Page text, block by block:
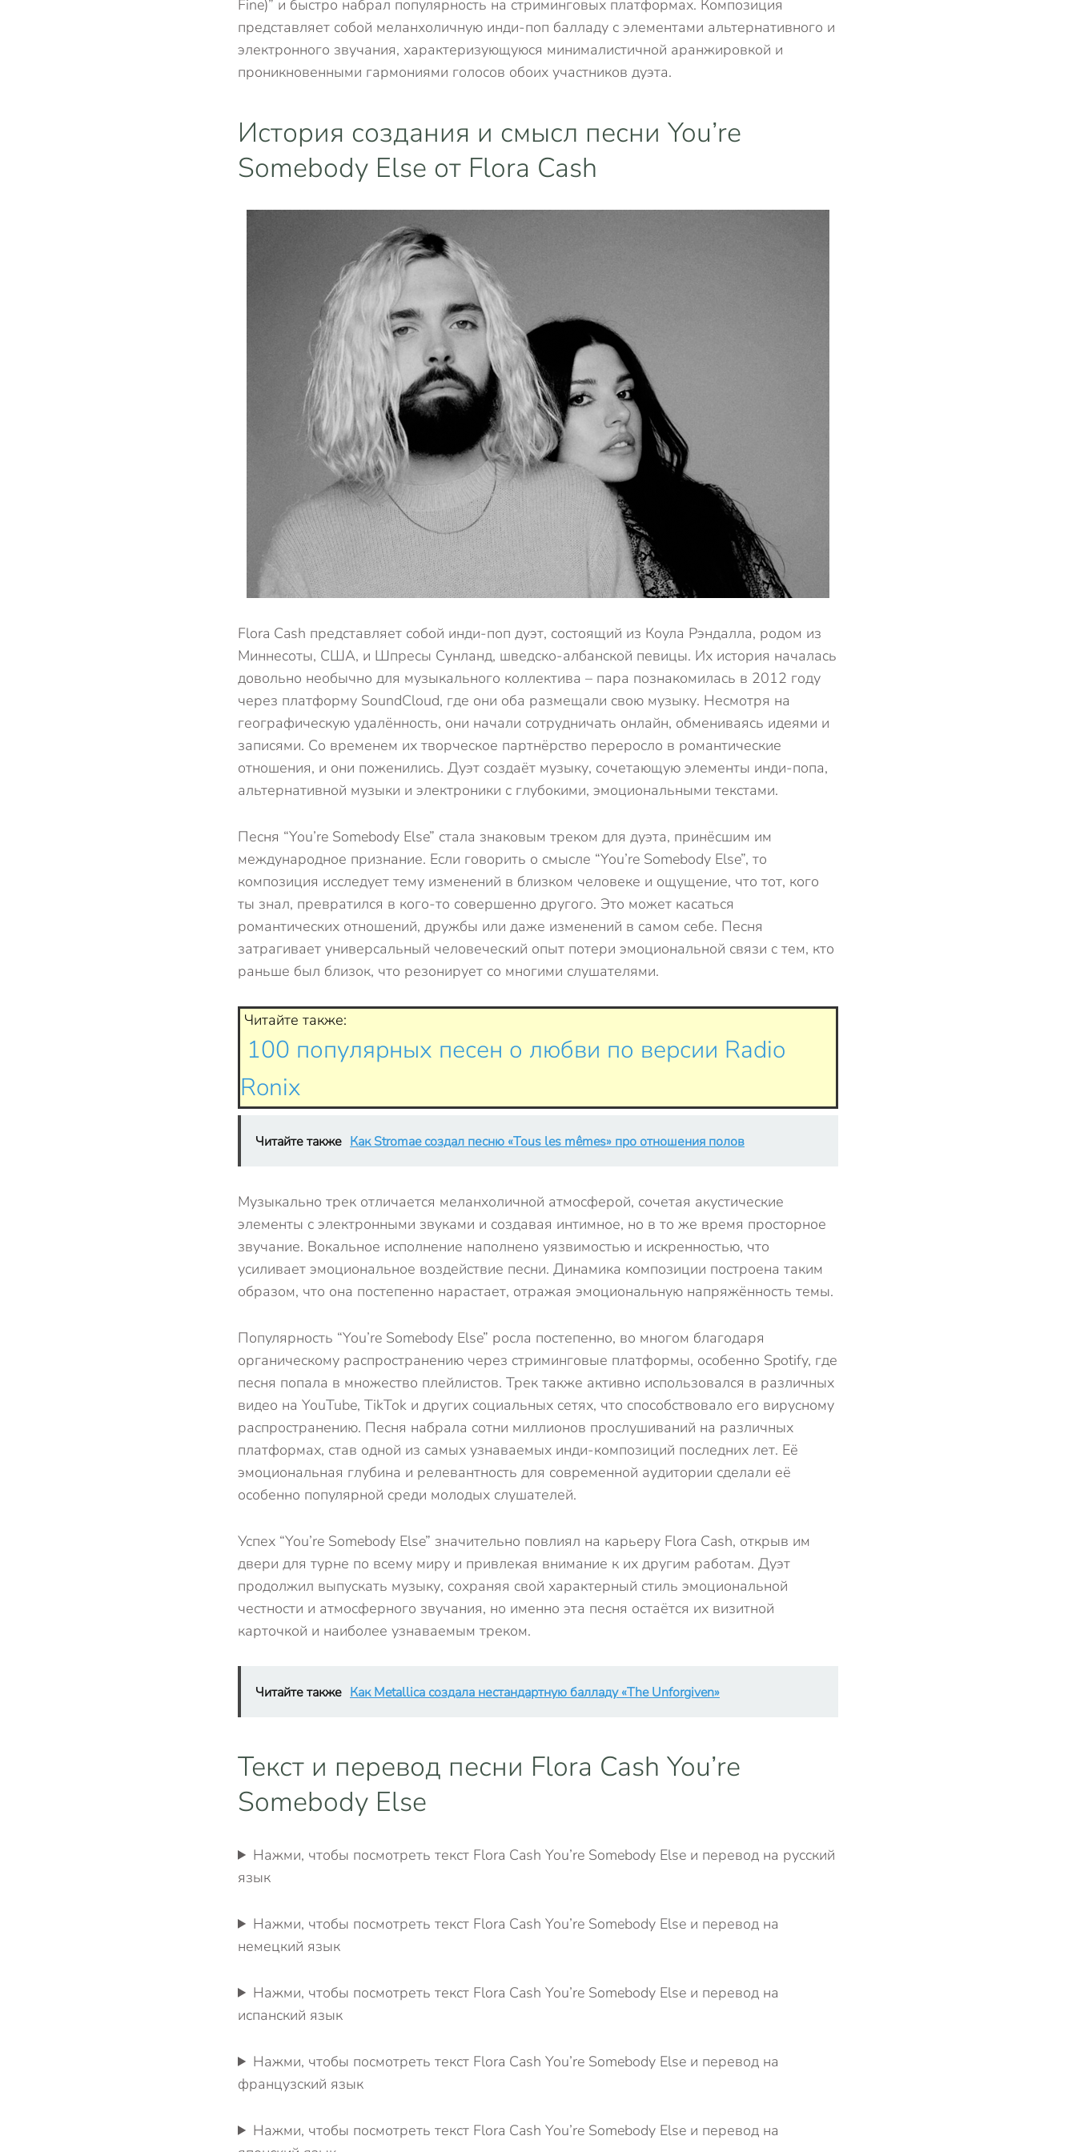
Fine)” и быстро набрал популярность на стриминговых платформах. Композиция
представляет собой меланхоличную инди-поп балладу с элементами альтернативного и
электронного звучания, характеризующуюся минималистичной аранжировкой и
проникновенными гармониями голосов обоих участников дуэта.
История создания и смысл песни You’re
Somebody Else от Flora Cash
Flora Cash представляет собой инди-поп дуэт, состоящий из Коула Рэндалла, родом из
Миннесоты, США, и Шпресы Сунланд, шведско-албанской певицы. Их история началась
довольно необычно для музыкального коллектива – пара познакомилась в 2012 году
через платформу SoundCloud, где они оба размещали свою музыку. Несмотря на
географическую удалённость, они начали сотрудничать онлайн, обмениваясь идеями и
записями. Со временем их творческое партнёрство переросло в романтические
отношения, и они поженились. Дуэт создаёт музыку, сочетающую элементы инди-попа,
альтернативной музыки и электроники с глубокими, эмоциональными текстами.
Песня “You’re Somebody Else” стала знаковым треком для дуэта, принёсшим им
международное признание. Если говорить о смысле “You’re Somebody Else”, то
композиция исследует тему изменений в близком человеке и ощущение, что тот, кого
ты знал, превратился в кого-то совершенно другого. Это может касаться
романтических отношений, дружбы или даже изменений в самом себе. Песня
затрагивает универсальный человеческий опыт потери эмоциональной связи с тем, кто
раньше был близок, что резонирует со многими слушателями.
Читайте также:
100 популярных песен о любви по версии Radio
Ronix
Читайте также Как Stromae создал песню «Tous les mêmes» про отношения полов
Музыкально трек отличается меланхоличной атмосферой, сочетая акустические
элементы с электронными звуками и создавая интимное, но в то же время просторное
звучание. Вокальное исполнение наполнено уязвимостью и искренностью, что
усиливает эмоциональное воздействие песни. Динамика композиции построена таким
образом, что она постепенно нарастает, отражая эмоциональную напряжённость темы.
Популярность “You’re Somebody Else” росла постепенно, во многом благодаря
органическому распространению через стриминговые платформы, особенно Spotify, где
песня попала в множество плейлистов. Трек также активно использовался в различных
видео на YouTube, TikTok и других социальных сетях, что способствовало его вирусному
распространению. Песня набрала сотни миллионов прослушиваний на различных
платформах, став одной из самых узнаваемых инди-композиций последних лет. Её
эмоциональная глубина и релевантность для современной аудитории сделали её
особенно популярной среди молодых слушателей.
Успех “You’re Somebody Else” значительно повлиял на карьеру Flora Cash, открыв им
двери для турне по всему миру и привлекая внимание к их другим работам. Дуэт
продолжил выпускать музыку, сохраняя свой характерный стиль эмоциональной
честности и атмосферного звучания, но именно эта песня остаётся их визитной
карточкой и наиболее узнаваемым треком.
Читайте также Как Metallica создала нестандартную балладу «The Unforgiven»
Текст и перевод песни Flora Cash You’re
Somebody Else
Нажми, чтобы посмотреть текст Flora Cash You’re Somebody Else и перевод на русский
язык
Нажми, чтобы посмотреть текст Flora Cash You’re Somebody Else и перевод на
немецкий язык
Нажми, чтобы посмотреть текст Flora Cash You’re Somebody Else и перевод на
испанский язык
Нажми, чтобы посмотреть текст Flora Cash You’re Somebody Else и перевод на
французский язык
Нажми, чтобы посмотреть текст Flora Cash You’re Somebody Else и перевод на